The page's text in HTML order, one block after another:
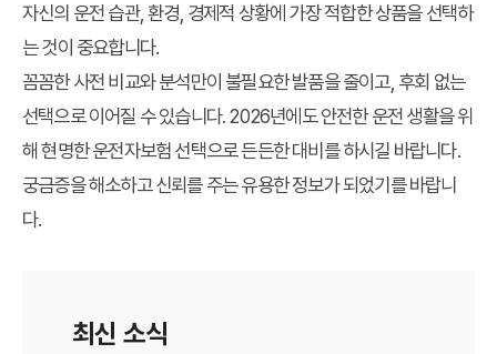
자신의 운전 습관, 환경, 경제적 상황에 가장 적합한 상품을 선택하
는 것이 중요합니다.
꼼꼼한 사전 비교와 분석만이 불필요한 발품을 줄이고, 후회 없는
선택으로 이어질 수 있습니다. 2026년에도 안전한 운전 생활을 위
해 현명한 운전자보험 선택으로 든든한 대비를 하시길 바랍니다.
궁금증을 해소하고 신뢰를 주는 유용한 정보가 되었기를 바랍니
다.
최신 소식